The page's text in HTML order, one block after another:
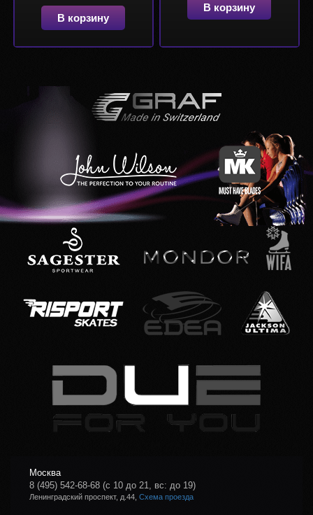
В корзину
В корзину
Москва
8 (495) 542-68-68 (с 10 до 21, вс: до 19)
Ленинградский проспект, д.44, Схема проезда